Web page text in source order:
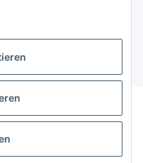
27
Widerrufsrecht